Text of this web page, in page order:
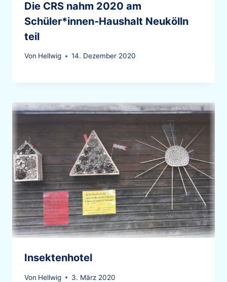
Die CRS nahm 2020 am
Schüler*innen-Haushalt Neukölln
teil
Von Hellwig 14. Dezember 2020
Insektenhotel
Von Hellwig 3. März 2020